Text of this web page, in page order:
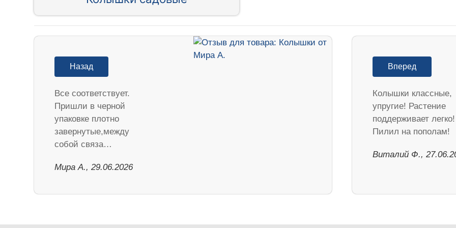
Назад
Все соответствует.
Пришли в черной
упаковке плотно
завернутые,между
собой связа…
Мира А., 29.06.2026
Вперед
Колышки классные,
упругие! Растение
поддерживает легко!
Пилил на пополам!
Виталий Ф.,